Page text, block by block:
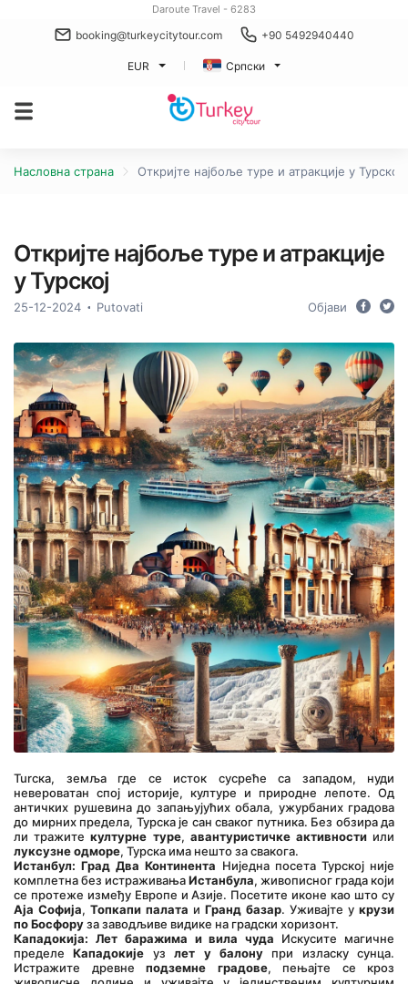
Daroute Travel - 6283
booking@turkeycitytour.com +90 5492940440
EUR Српски
Насловна страна Откријте најбоље туре и атракције у Турској
Откријте најбоље туре и атракције
у Турској
25-12-2024 Putovati Објави
Turска, земља где се исток сусреће са западом, нуди
невероватан спој историје, културе и природне лепоте. Од
античких рушевина до запањујућих обала, ужурбаних градова
до мирних предела, Турска је сан сваког путника. Без обзира да
ли тражите културне туре, авантуристичке активности
луксузне одморе, Турска има нешто за свакога.
Истанбул: Град Два Континента Ниједна посета Турској није
комплетна без истраживања Истанбула, живописног града који
Аја Софија, Топкапи палата и Гранд базар. Уживајте у крузи
по Босфору за заводљиве видике на градски хоризонт.
Кападокија: Лет баражима и вила чуда Искусите магичне
пределе Кападокије уз лет у балону при изласку сунца.
Истражите древне подземне градове, пењајте се кроз